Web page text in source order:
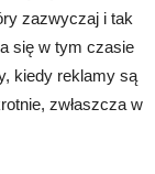
zazwyczaj i tak
się w tym czasie
kiedy reklamy są
zwłaszcza w